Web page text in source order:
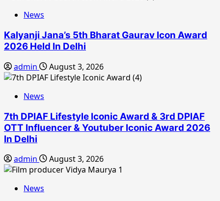
News
Kalyanji Jana’s 5th Bharat Gaurav Icon Award
2026 Held In Delhi
admin August 3, 2026
News
7th DPIAF Lifestyle Iconic Award & 3rd DPIAF
OTT Influencer & Youtuber Iconic Award 2026
In Delhi
admin August 3, 2026
News